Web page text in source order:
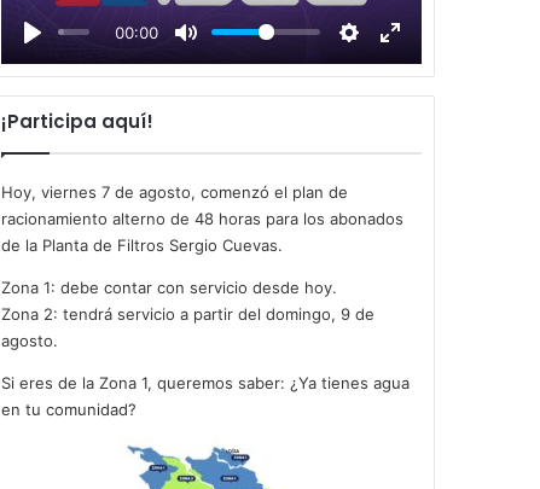
00:00
l
a
y
¡Participa aquí!
Hoy, viernes 7 de agosto, comenzó el plan de
racionamiento alterno de 48 horas para los abonados
de la Planta de Filtros Sergio Cuevas.
Zona 1: debe contar con servicio desde hoy.
Zona 2: tendrá servicio a partir del domingo, 9 de
agosto.
Si eres de la Zona 1, queremos saber: ¿Ya tienes agua
en tu comunidad?